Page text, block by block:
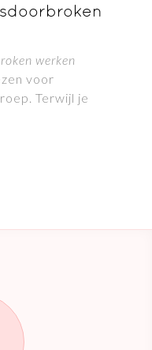
werken
voor
Terwijl je